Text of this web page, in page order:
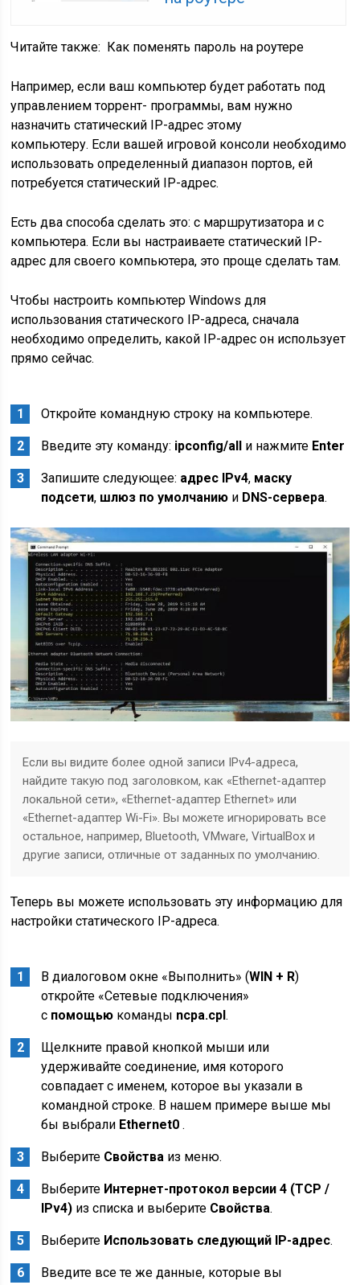
Читайте также: Как поменять пароль на роутере
Например, если ваш компьютер будет работать под
управлением торрент- программы, вам нужно
назначить статический IP-адрес этому
компьютеру. Если вашей игровой консоли необходимо
использовать определенный диапазон портов, ей
потребуется статический IP-адрес.
Есть два способа сделать это: с маршрутизатора и с
компьютера. Если вы настраиваете статический IP-
адрес для своего компьютера, это проще сделать там.
Чтобы настроить компьютер Windows для
использования статического IP-адреса, сначала
необходимо определить, какой IP-адрес он использует
прямо сейчас.
Откройте командную строку на компьютере.
Введите эту команду: ipconfig/all и нажмите Enter
Запишите следующее: адрес IPv4, маску
подсети, шлюз по умолчанию и DNS-сервера.
Если вы видите более одной записи IPv4-адреса,
найдите такую ​​под заголовком, как «Ethernet-адаптер
локальной сети», «Ethernet-адаптер Ethernet» или
«Ethernet-адаптер Wi-Fi». Вы можете игнорировать все
остальное, например, Bluetooth, VMware, VirtualBox и
другие записи, отличные от заданных по умолчанию.
Теперь вы можете использовать эту информацию для
настройки статического IP-адреса.
В диалоговом окне «Выполнить» (WIN + R)
откройте «Сетевые подключения»
с помощью команды ncpa.cpl.
Щелкните правой кнопкой мыши или
удерживайте соединение, имя которого
совпадает с именем, которое вы указали в
командной строке. В нашем примере выше мы
бы выбрали Ethernet0 .
Выберите Свойства из меню.
Выберите Интернет-протокол версии 4 (TCP /
IPv4) из списка и выберите Свойства.
Выберите Использовать следующий IP-адрес.
Введите все те же данные, которые вы